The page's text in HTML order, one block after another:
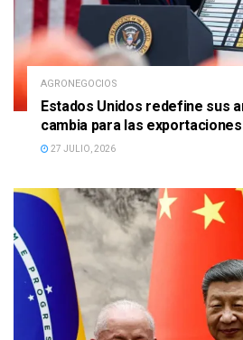
AGRONEGOCIOS
Estados Unidos redefine sus
cambia para las
27 JULIO, 2026